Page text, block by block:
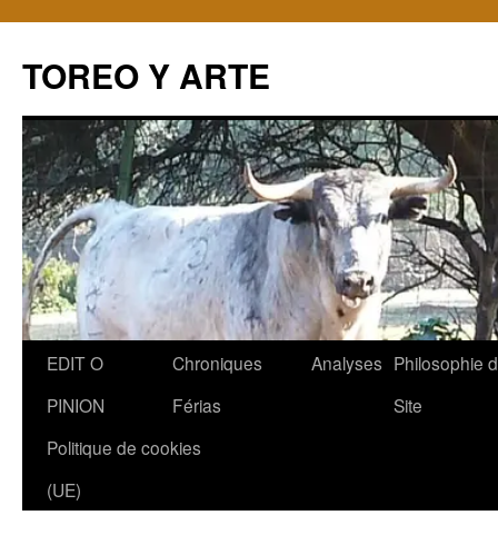
TOREO Y ARTE
Aller
contenu
EDIT O
PINION
Chroniques
Férias
Analyses Philosophie
Site
Politique de cookies
(UE)